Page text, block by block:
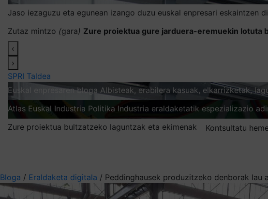
Jaso iezaguzu eta egunean izango duzu euskal enpresari eskaintzen
Zutaz mintzo (gara) Zure proiektua gure jarduera-eremuekin lotuta
‹
›
SPRI Taldea
Euskal enpresaren bloga Albisteak, erabilera kasuak, elkarrizketak,
Atlas Euskal Industria Politika Industria eraldaketatik espezializazio
Zure proiektua bultzatzeko laguntzak eta ekimenak
Kontsultatu
Bloga / Eraldaketa digitala / Peddinghausek produzitzeko denborak